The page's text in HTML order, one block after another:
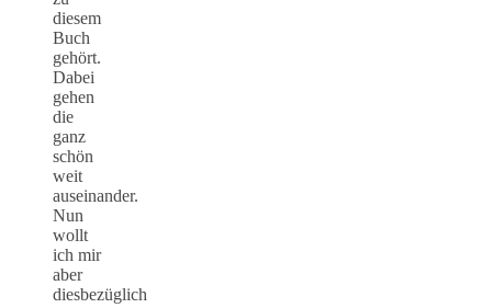
diesem
Buch
gehört.
Dabei
gehen
die
ganz
schön
weit
auseinander.
Nun
wollt
ich mir
aber
diesbezüglich